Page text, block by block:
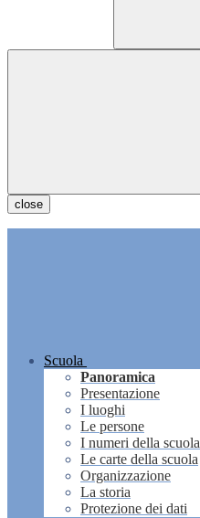
close
Scuola
Panoramica
Presentazione
I luoghi
Le persone
I numeri della scuola
Le carte della scuola
Organizzazione
La storia
Protezione dei dati